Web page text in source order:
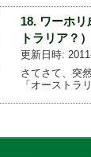
18. ワーホ
トラリア？）
更新日時:
さてさて、突
「オーストラ